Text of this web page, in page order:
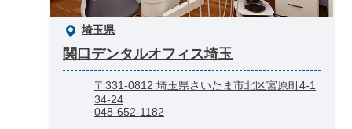
埼玉県
関口デンタルオフィス埼玉
〒331-0812 埼玉県さいたま市北区宮原町4-1
34-24
048-652-1182